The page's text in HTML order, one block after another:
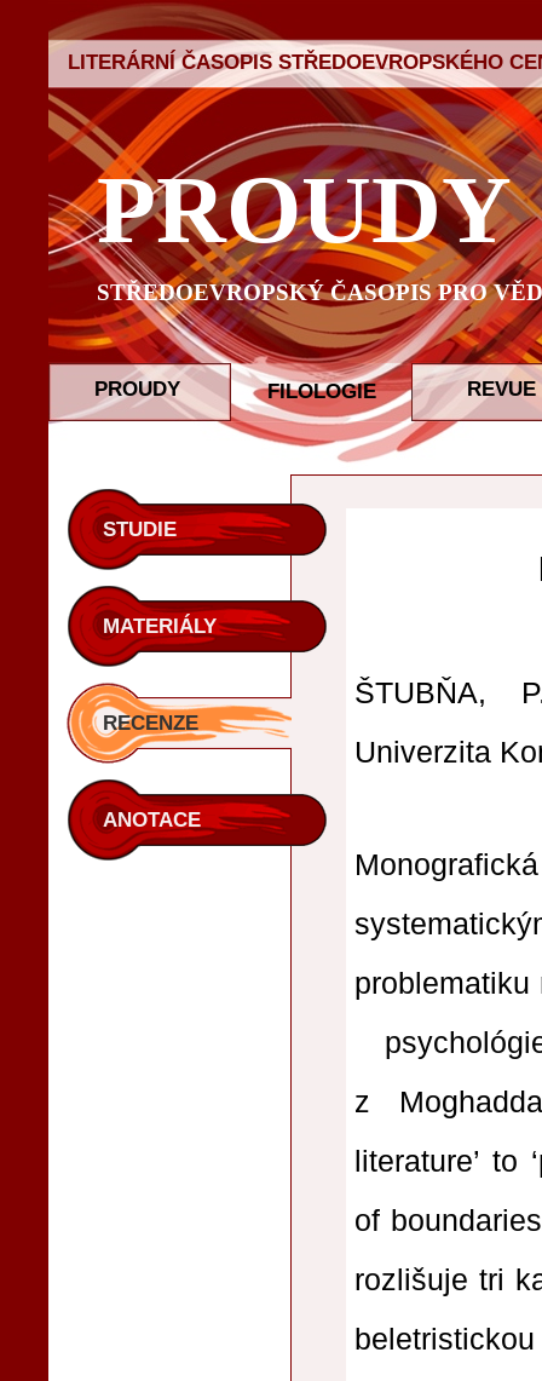
LITERÁRNÍ ČASOPIS STŘEDOEVROPSKÉHO
PROUDY
STŘEDOEVROPSKÝ ČASOPIS PRO
PROUDY FILOLOGIE REVUE
STUDIE
MATERIÁLY
RECENZE
ANOTACE
ŠTUBŇA,
Univerzita
z
literature’ to
of
rozlišuje tri